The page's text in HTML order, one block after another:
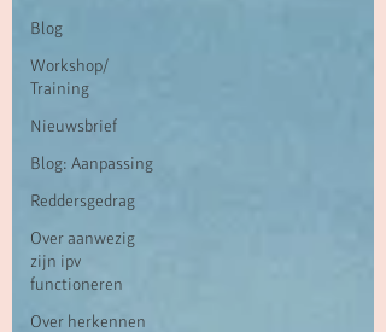
Blog
Workshop/
Training
Nieuwsbrief
Blog: Aanpassing
Reddersgedrag
Over aanwezig
zijn ipv
functioneren
Over herkennen